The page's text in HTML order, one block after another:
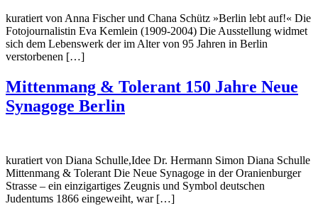
kuratiert von Anna Fischer und Chana Schütz »Berlin lebt auf!« Die
Fotojournalistin Eva Kemlein (1909-2004) Die Ausstellung widmet
sich dem Lebenswerk der im Alter von 95 Jahren in Berlin
verstorbenen […]
Mittenmang & Tolerant 150 Jahre Neue
Synagoge Berlin
kuratiert von Diana Schulle,Idee Dr. Hermann Simon Diana Schulle
Mittenmang & Tolerant Die Neue Synagoge in der Oranienburger
Strasse – ein einzigartiges Zeugnis und Symbol deutschen
Judentums 1866 eingeweiht, war […]